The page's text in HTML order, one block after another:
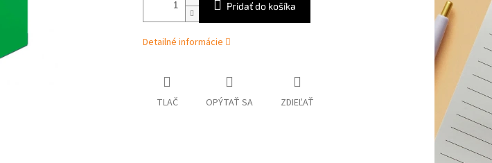
Pridať do košíka
Detailné informácie
TLAČ OPÝTAŤ SA ZDIEĽAŤ